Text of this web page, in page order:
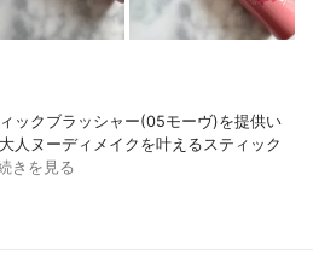
ックブラッシャー(05モーヴ)を提供い
人ヌーディメイクを叶えるスティック
きを見る